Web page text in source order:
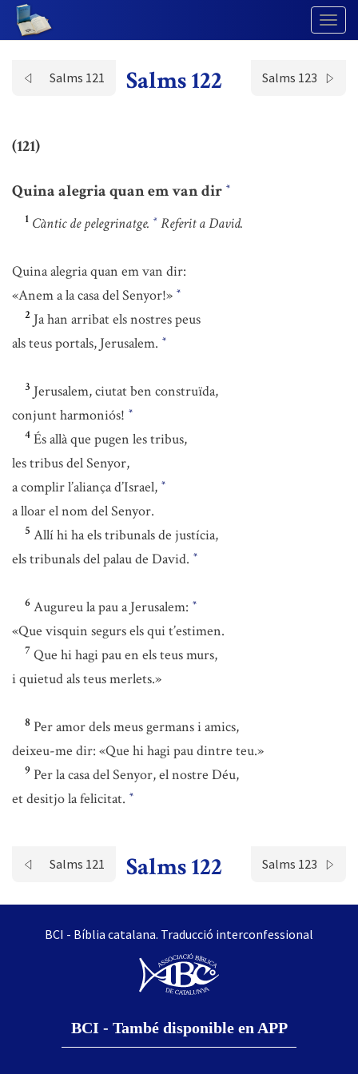
Salms 121 Salms 122 Salms 123
(121)
Quina alegria quan em van dir *
1 Càntic de pelegrinatge. * Referit a David.
Quina alegria quan em van dir:
«Anem a la casa del Senyor!» *
2 Ja han arribat els nostres peus
als teus portals, Jerusalem. *
3 Jerusalem, ciutat ben construïda,
conjunt harmoniós! *
4 És allà que pugen les tribus,
les tribus del Senyor,
a complir l’aliança d’Israel, *
a lloar el nom del Senyor.
5 Allí hi ha els tribunals de justícia,
els tribunals del palau de David. *
6 Augureu la pau a Jerusalem: *
«Que visquin segurs els qui t’estimen.
7 Que hi hagi pau en els teus murs,
i quietud als teus merlets.»
8 Per amor dels meus germans i amics,
deixeu-me dir: «Que hi hagi pau dintre teu.»
9 Per la casa del Senyor, el nostre Déu,
et desitjo la felicitat. *
Salms 121 Salms 122 Salms 123
BCI - Bíblia catalana. Traducció interconfessional
BCI - També disponible en APP